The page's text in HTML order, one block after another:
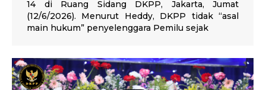
14 di Ruang Sidang DKPP, Jakarta, Jumat
(12/6/2026). Menurut Heddy, DKPP tidak “asal
main hukum” penyelenggara Pemilu sejak